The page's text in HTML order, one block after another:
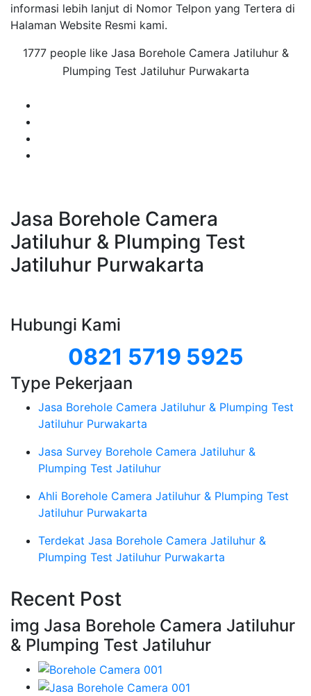
informasi lebih lanjut di Nomor Telpon yang Tertera di
Halaman Website Resmi kami.
1777 people like Jasa Borehole Camera Jatiluhur &
Plumping Test Jatiluhur Purwakarta
Jasa Borehole Camera
Jatiluhur & Plumping Test
Jatiluhur Purwakarta
Hubungi Kami
0821 5719 5925
Type Pekerjaan
Jasa Borehole Camera Jatiluhur & Plumping Test
Jatiluhur Purwakarta
Jasa Survey Borehole Camera Jatiluhur &
Plumping Test Jatiluhur
Ahli Borehole Camera Jatiluhur & Plumping Test
Jatiluhur Purwakarta
Terdekat Jasa Borehole Camera Jatiluhur &
Plumping Test Jatiluhur Purwakarta
Recent Post
img Jasa Borehole Camera Jatiluhur
& Plumping Test Jatiluhur